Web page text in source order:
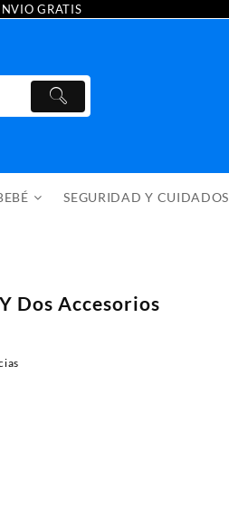
GRATIS
SEGURIDAD Y CUIDADOS
Dos Accesorios